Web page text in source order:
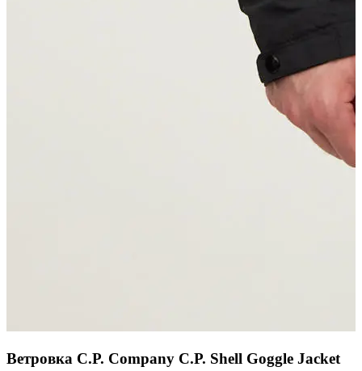
Ветровка C.P. Company C.P. Shell Goggle Jacket